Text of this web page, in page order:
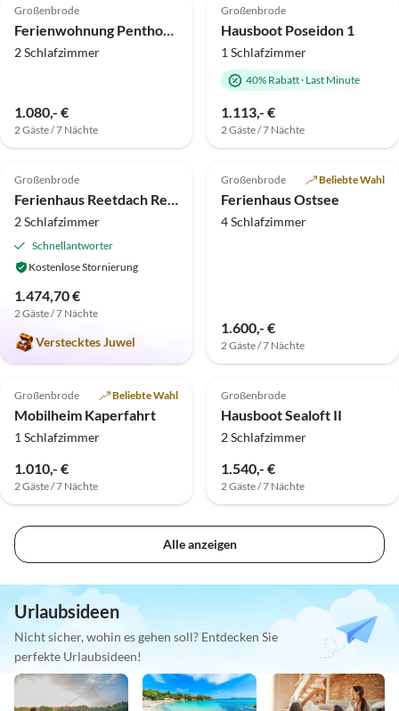
Großenbrode
Ferienwohnung Penthouse "Ancora"
2 Schlafzimmer
1.080,- €
2 Gäste / 7 Nächte
Großenbrode
Hausboot Poseidon 1
1 Schlafzimmer
40% Rabatt· Last Minute
1.113,- €
2 Gäste / 7 Nächte
Top-Inserat
5.0 (5)
Großenbrode
Ferienhaus Reetdach Reetloft 2
2 Schlafzimmer
Schnellantworter
Kostenlose Stornierung
1.474,70 €
2 Gäste / 7 Nächte
Verstecktes Juwel
Top-Inserat
5.0 (1)
Großenbrode Beliebte Wahl
Ferienhaus Ostsee
4 Schlafzimmer
1.600,- €
2 Gäste / 7 Nächte
Top-Inserat
5.0 (1)
Großenbrode Beliebte Wahl
Mobilheim Kaperfahrt
1 Schlafzimmer
1.010,- €
2 Gäste / 7 Nächte
Großenbrode
Hausboot Sealoft II
2 Schlafzimmer
1.540,- €
2 Gäste / 7 Nächte
Alle anzeigen
Urlaubsideen
Nicht sicher, wohin es gehen soll? Entdecken Sie
perfekte Urlaubsideen!